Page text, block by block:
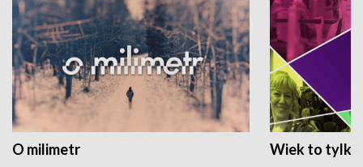
O milimetr Wiek to tylko